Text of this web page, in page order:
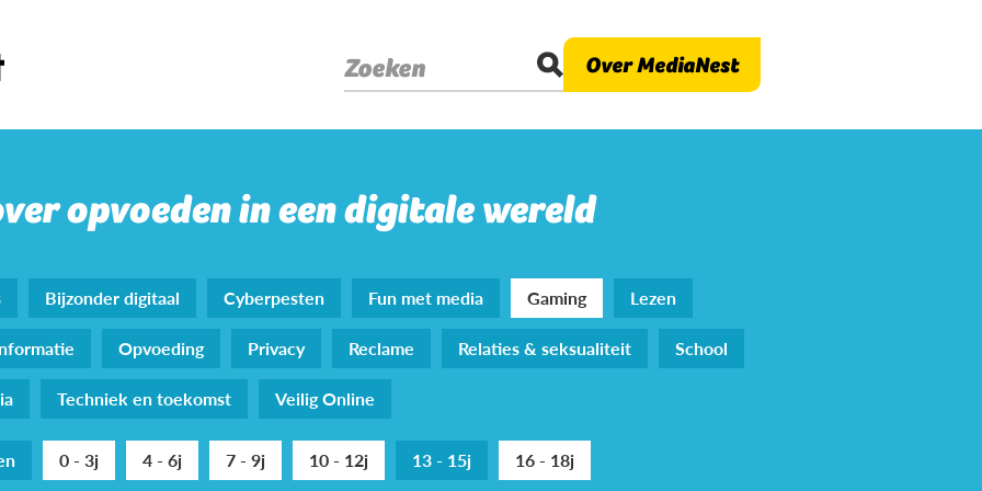
Zoeken Over MediaNest
opvoeden in een digitale wereld
Bijzonder digitaal Cyberpesten Fun met media Gaming
Lezen
Opvoeding Privacy Reclame Relaties & seksualiteit
School
Techniek en toekomst Veilig Online
0 - 3j 4 - 6j 7 - 9j 10 - 12j 13 - 15j 16 - 18j